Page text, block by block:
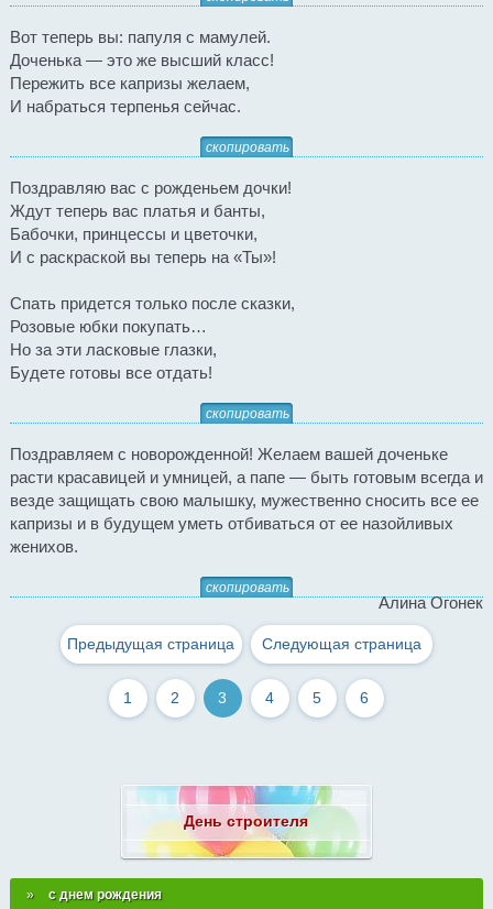
Вот теперь вы: папуля с мамулей.
Доченька — это же высший класс!
Пережить все капризы желаем,
И набраться терпенья сейчас.
скопировать
Поздравляю вас с рожденьем дочки!
Ждут теперь вас платья и банты,
Бабочки, принцессы и цветочки,
И с раскраской вы теперь на «Ты»!
Спать придется только после сказки,
Розовые юбки покупать…
Но за эти ласковые глазки,
Будете готовы все отдать!
скопировать
Поздравляем с новорожденной! Желаем вашей доченьке
расти красавицей и умницей, а папе — быть готовым всегда и
везде защищать свою малышку, мужественно сносить все ее
капризы и в будущем уметь отбиваться от ее назойливых
женихов.
скопировать
Алина Огонек
Предыдущая страница Следующая страница
1 2 3 4 5 6
День строителя
с днем рождения